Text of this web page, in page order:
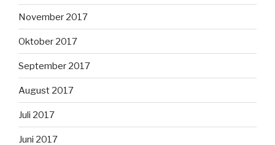
November 2017
Oktober 2017
September 2017
August 2017
Juli 2017
Juni 2017